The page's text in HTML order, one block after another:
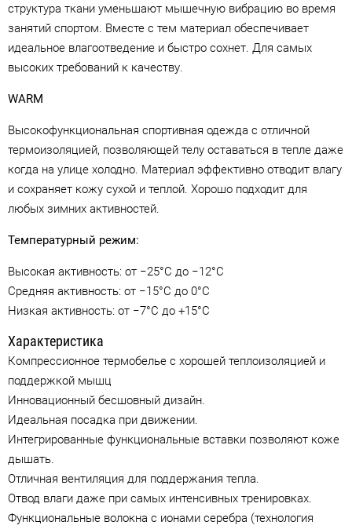
структура ткани уменьшают мышечную вибрацию во время
занятий спортом. Вместе с тем материал обеспечивает
идеальное влагоотведение и быстро сохнет. Для самых
высоких требований к качеству.
WARM
Высокофункциональная спортивная одежда с отличной
термоизоляцией, позволяющей телу оставаться в тепле даже
когда на улице холодно. Материал эффективно отводит влагу
и сохраняет кожу сухой и теплой. Хорошо подходит для
любых зимних активностей.
Температурный режим:
Высокая активность: от −25°C до −12°C
Средняя активность: от −15°C до 0°C
Низкая активность: от −7°C до +15°C
Характеристика
Компрессионное термобелье с хорошей теплоизоляцией и
поддержкой мышц
Инновационный бесшовный дизайн.
Идеальная посадка при движении.
Интегрированные функциональные вставки позволяют коже
дышать.
Отличная вентиляция для поддержания тепла.
Отвод влаги даже при самых интенсивных тренировках.
Функциональные волокна с ионами серебра (технология